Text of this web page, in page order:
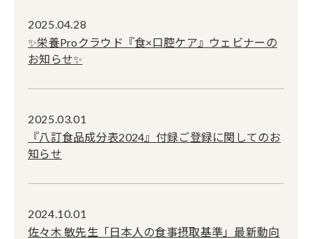
2025.04.28
✨栄養Proクラウド『食×口腔ケア』ウェビナーの
お知らせ✨
2025.03.01
『八訂食品成分表2024』付録ご登録に関してのお
知らせ
2024.10.01
佐々木 敏先生「日本人の食事摂取基準」最新動向